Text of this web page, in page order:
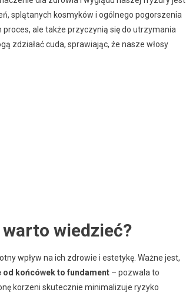
splątanych kosmyków i ogólnego pogorszenia
ale także przyczynią się do utrzymania
zdziałać cuda, sprawiając, że nasze włosy
wiedzieć?
wpływ na ich zdrowie i estetykę. Ważne jest,
od końcówek to fundament – pozwala to
korzeni skutecznie minimalizuje ryzyko